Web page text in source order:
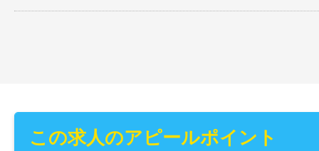
この求人のアピールポイント